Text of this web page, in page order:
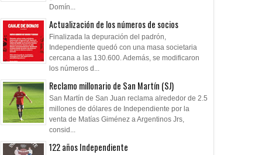
Domín...
Actualización de los números de socios
Finalizada la depuración del padrón,
Independiente quedó con una masa societaria
cercana a las 130.600. Además, se modificaron
los números d...
Reclamo millonario de San Martín (SJ)
San Martín de San Juan reclama alrededor de 2.5
millones de dólares de Independiente por la
venta de Matías Giménez a Argentinos Jrs,
consid...
122 años Independiente